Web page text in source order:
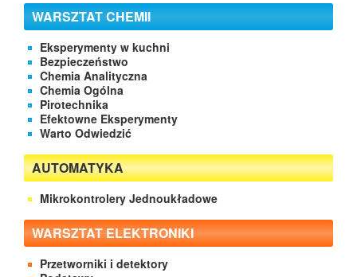
WARSZTAT CHEMII
Eksperymenty w kuchni
Bezpieczeństwo
Chemia Analityczna
Chemia Ogólna
Pirotechnika
Efektowne Eksperymenty
Warto Odwiedzić
AUTOMATYKA
Mikrokontrolery Jednoukładowe
WARSZTAT ELEKTRONIKI
Przetworniki i detektory